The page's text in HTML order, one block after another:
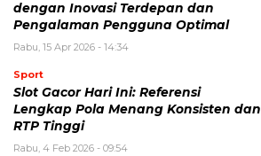
dengan Inovasi Terdepan dan
Pengalaman Pengguna Optimal
Rabu, 15 Apr 2026 - 14:34
Sport
Slot Gacor Hari Ini: Referensi
Lengkap Pola Menang Konsisten dan
RTP Tinggi
Rabu, 4 Feb 2026 - 09:54